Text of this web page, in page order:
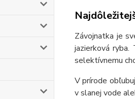
Závojnatka je
jazierková
selektívnemu
V prírode
v slanej vode